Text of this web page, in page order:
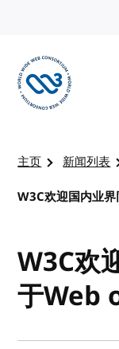
主页 新闻列表
W3C欢迎国内业
W3C欢
于Web